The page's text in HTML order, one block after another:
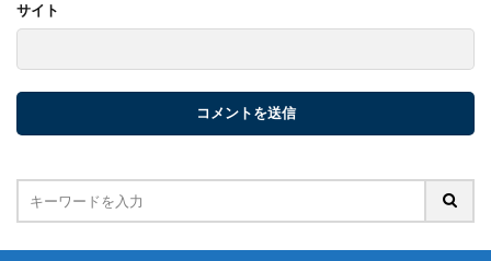
サイト